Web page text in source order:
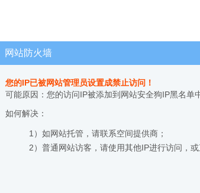
网站防火墙
您的IP已被网站管理员设置成禁止访问！
可能原因：您的访问IP被添加到网站安全狗IP黑名单
如何解决：
1）如网站托管，请联系空间提供商；
2）普通网站访客，请使用其他IP进行访问，